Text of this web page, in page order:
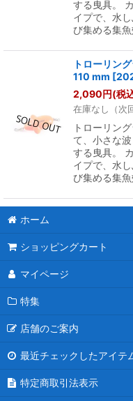
する曳具。
イプで、水
び集める集
トローリン
110 mm [
2,090円(税
在庫なし（次
トローリン
て、小さな
する曳具。
イプで、水
び集める集
ホーム
ショッピングカート
マイページ
特集
店舗のご案内
最近チェックしたアイテ
特定商取引法表示